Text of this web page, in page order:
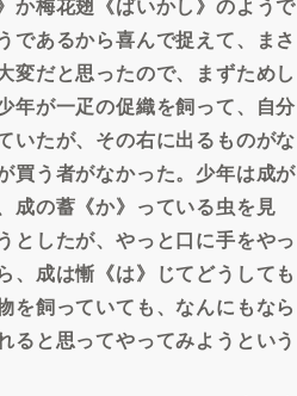
であるから喜んで捉えて、まさ
変だと思ったので、まずためし
年が一疋の促織を飼って、自分
いたが、その右に出るものがな
買う者がなかった。少年は成が
成の蓄《か》っている虫を見
としたが、やっと口に手をやっ
、成は慚《は》じてどうしても
を飼っていても、なんにもなら
ると思ってやってみようという